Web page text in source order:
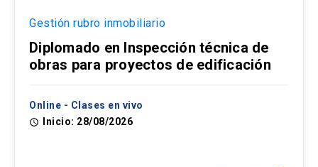
Gestión rubro inmobiliario
Diplomado en Inspección técnica de
obras para proyectos de edificación
Online - Clases en vivo
access_time Inicio: 28/08/2026